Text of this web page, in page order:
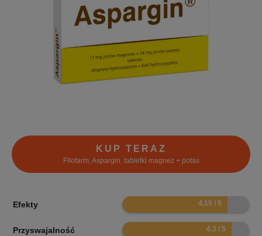
KUP TERAZ
Filofarm, Aspargin, tabletki magnez + potas
Efekty 8.3
Przyswajalność 8.6